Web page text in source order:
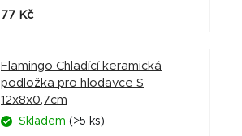
77 Kč
Flamingo Chladící keramická
podložka pro hlodavce S
12x8x0,7cm
Skladem (>5 ks)